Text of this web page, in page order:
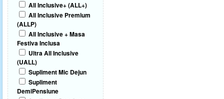
All Inclusive+ (ALL+)
All Inclusive Premium
(ALLP)
All Inclusive + Masa
Festiva Inclusa
Ultra All Inclusive
(UALL)
Supliment Mic Dejun
Supliment
DemiPensiune